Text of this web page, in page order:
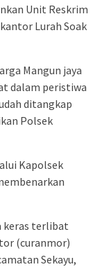
Unit Reskrim
Lurah Soak
Mangun jaya
dalam peristiwa
ditangkap
Polsek
Kapolsek
keras terlibat
(curanmor)
Sekayu,